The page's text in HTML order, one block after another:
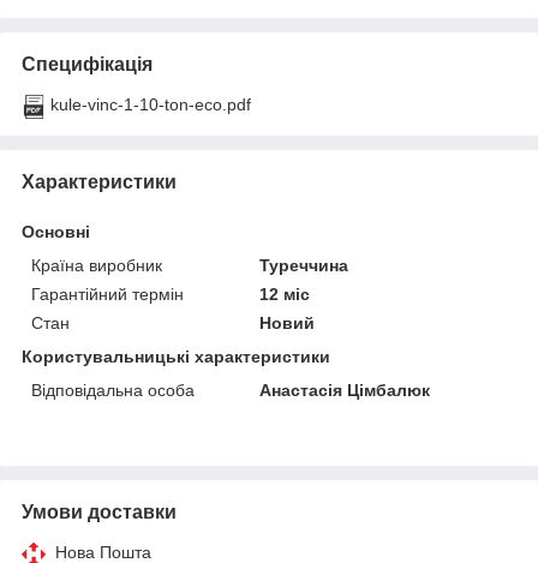
Специфікація
kule-vinc-1-10-ton-eco.pdf
Характеристики
Основні
Країна виробник
Туреччина
Гарантійний термін
12 міс
Стан
Новий
Користувальницькі характеристики
Відповідальна особа
Анастасія Цімбалюк
Умови доставки
Нова Пошта